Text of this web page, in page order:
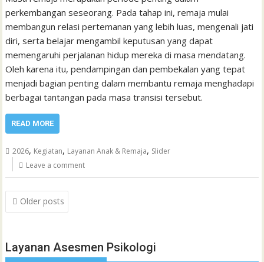
perkembangan seseorang. Pada tahap ini, remaja mulai
membangun relasi pertemanan yang lebih luas, mengenali jati
diri, serta belajar mengambil keputusan yang dapat
memengaruhi perjalanan hidup mereka di masa mendatang.
Oleh karena itu, pendampingan dan pembekalan yang tepat
menjadi bagian penting dalam membantu remaja menghadapi
berbagai tantangan pada masa transisi tersebut.
READ MORE
2026, Kegiatan, Layanan Anak & Remaja, Slider
Leave a comment
Posts
navigation
Older posts
Layanan Asesmen Psikologi